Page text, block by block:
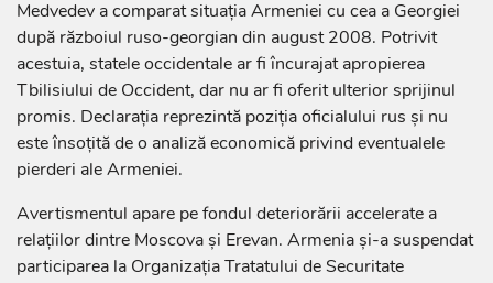
Medvedev a comparat situația Armeniei cu cea a Georgiei
după războiul ruso-georgian din august 2008. Potrivit
acestuia, statele occidentale ar fi încurajat apropierea
Tbilisiului de Occident, dar nu ar fi oferit ulterior sprijinul
promis. Declarația reprezintă poziția oficialului rus și nu
este însoțită de o analiză economică privind eventualele
pierderi ale Armeniei.
Avertismentul apare pe fondul deteriorării accelerate a
relațiilor dintre Moscova și Erevan. Armenia și-a suspendat
participarea la Organizația Tratatului de Securitate